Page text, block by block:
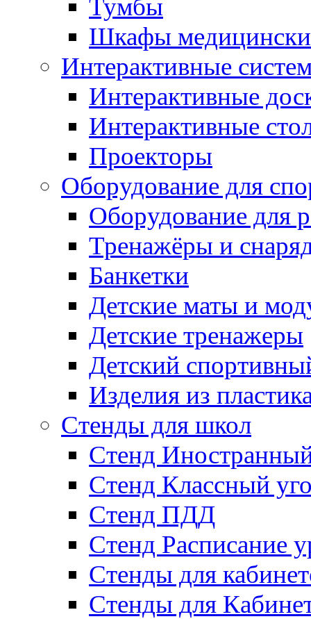
Тумбы
Шкафы
Интерактивные
Интерактивные
Интерактивные
Проекторы
Оборудование для
Оборудование для
Тренажёры и
Банкетки
Детские маты и
Детские тренажеры
Детский
Изделия из
Стенды для школ
Стенд
Стенд Классный
Стенд ПДД
Стенд Расписание
Стенды для
Стенды для